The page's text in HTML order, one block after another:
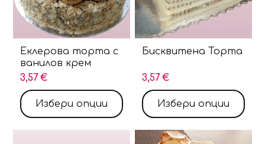
Еклерова торта с
ванилов крем
3,57 €
Избери опции
Бисквитена Торта
3,57 €
Избери опции